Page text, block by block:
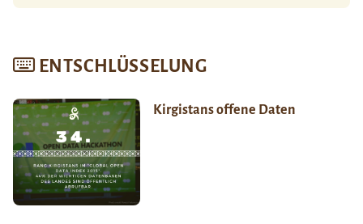
ENTSCHLÜSSELUNG
Kirgistans offene Daten